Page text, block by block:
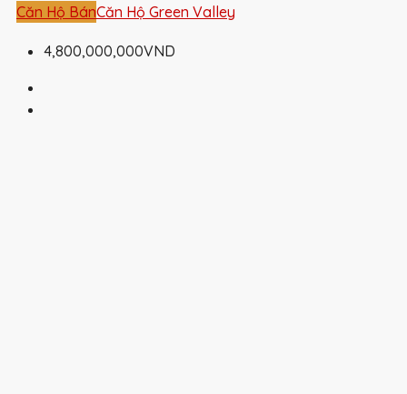
Căn Hộ BánCăn Hộ Green Valley
4,800,000,000VND